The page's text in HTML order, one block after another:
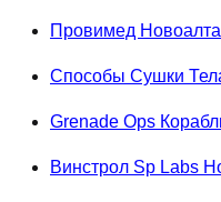
Провимед
Способы Сушки
Grenade Ops
Винстрол Sp Labs